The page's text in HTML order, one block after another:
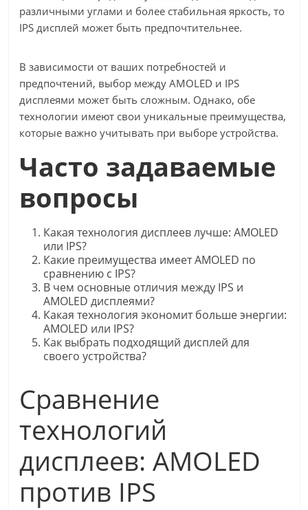
различными углами и более стабильная яркость, то
IPS дисплей может быть предпочтительнее.
В зависимости от ваших потребностей и
предпочтений, выбор между AMOLED и IPS
дисплеями может быть сложным. Однако, обе
технологии имеют свои уникальные преимущества,
которые важно учитывать при выборе устройства.
Часто задаваемые
вопросы
Какая технология дисплеев лучше: AMOLED
или IPS?
Какие преимущества имеет AMOLED по
сравнению с IPS?
В чем основные отличия между IPS и
AMOLED дисплеями?
Какая технология экономит больше энергии:
AMOLED или IPS?
Как выбрать подходящий дисплей для
своего устройства?
Сравнение
технологий
дисплеев: AMOLED
против IPS